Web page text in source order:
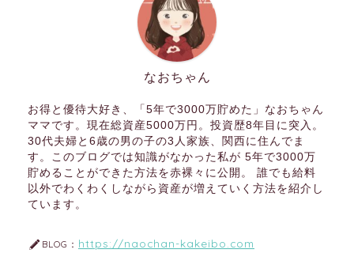
なおちゃん
お得と優待大好き、「5年で3000万貯めた」なおちゃん
ママです。現在総資産5000万円。投資歴8年目に突入。
30代夫婦と6歳の男の子の3人家族、関西に住んでま
す。このブログでは知識がなかった私が 5年で3000万
貯めることができた方法を赤裸々に公開。 誰でも給料
以外でわくわくしながら資産が増えていく方法を紹介し
ています。
BLOG： https://naochan-kakeibo.com